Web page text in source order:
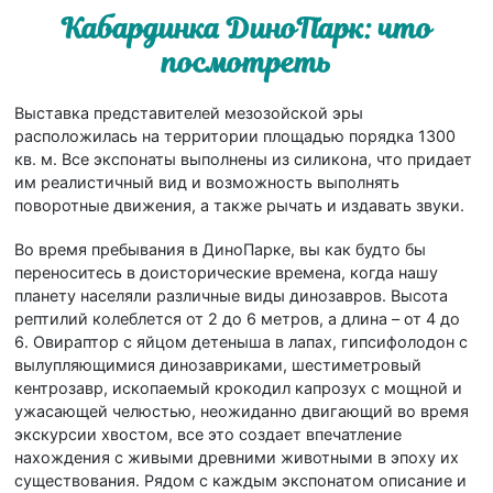
Кабардинка ДиноПарк: что
посмотреть
Выставка представителей мезозойской эры
расположилась на территории площадью порядка 1300
кв. м. Все экспонаты выполнены из силикона, что придает
им реалистичный вид и возможность выполнять
поворотные движения, а также рычать и издавать звуки.
Во время пребывания в ДиноПарке, вы как будто бы
переноситесь в доисторические времена, когда нашу
планету населяли различные виды динозавров. Высота
рептилий колеблется от 2 до 6 метров, а длина – от 4 до
6. Овираптор с яйцом детеныша в лапах, гипсифолодон с
вылупляющимися динозавриками, шестиметровый
кентрозавр, ископаемый крокодил капрозух с мощной и
ужасающей челюстью, неожиданно двигающий во время
экскурсии хвостом, все это создает впечатление
нахождения с живыми древними животными в эпоху их
существования. Рядом с каждым экспонатом описание и